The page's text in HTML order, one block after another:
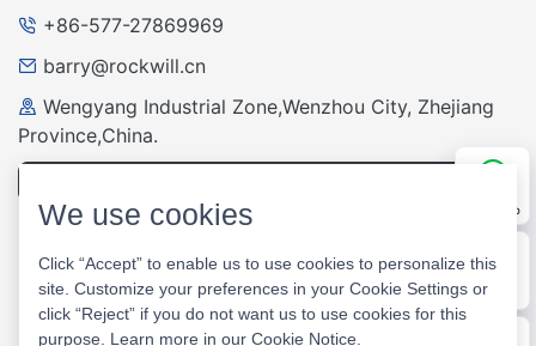
+86-577-27869969
barry@rockwill.cn
Wengyang Industrial Zone,Wenzhou City, Zhejiang
Province,China.
WeChat
WhatsApp
E-mail
We use cookies
Click “Accept” to enable us to use cookies to personalize this
site. Customize your preferences in your Cookie Settings or
click “Reject” if you do not want us to use cookies for this
purpose. Learn more in our Cookie Notice